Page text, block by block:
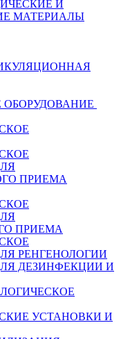
И
МАТЕРИАЛЫ
ПРИЕМА
ПРИЕМА
РЕНГЕНОЛОГИИ
ДЕЗИНФЕКЦИИ И
УСТАНОВКИ И